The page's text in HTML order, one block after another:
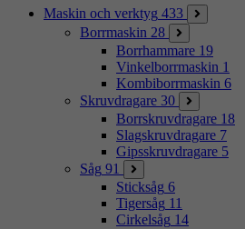
Maskin och verktyg 433
Borrmaskin 28
Borrhammare 19
Vinkelborrmaskin 1
Kombiborrmaskin 6
Skruvdragare 30
Borrskruvdragare 18
Slagskruvdragare 7
Gipsskruvdragare 5
Såg 91
Sticksåg 6
Tigersåg 11
Cirkelsåg 14